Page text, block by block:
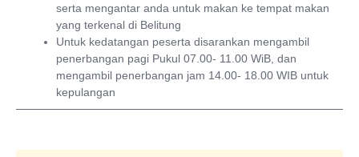
serta mengantar anda untuk makan ke tempat makan
yang terkenal di Belitung
Untuk kedatangan peserta disarankan mengambil
penerbangan pagi Pukul 07.00- 11.00 WiB, dan
mengambil penerbangan jam 14.00- 18.00 WIB untuk
kepulangan